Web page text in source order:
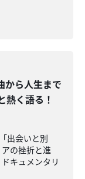
ら人生まで
熱く語る！
出会いと別
の挫折と進
キュメンタリ